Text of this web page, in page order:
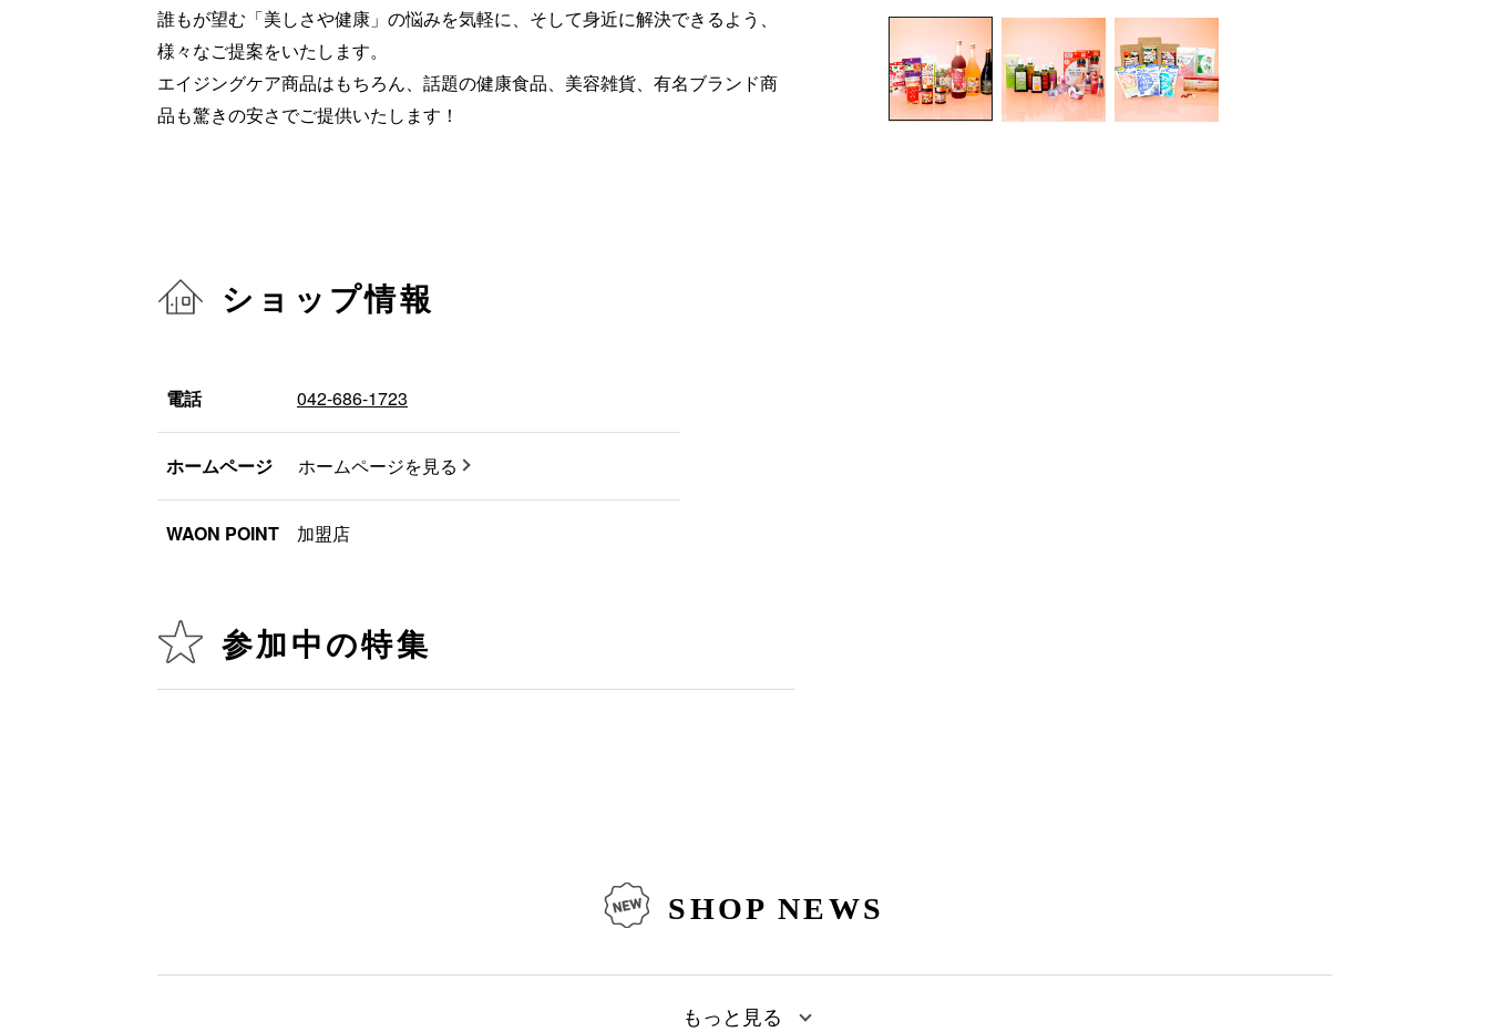
誰もが望む「美しさや健康」の悩みを気軽に、そして身近に解決できるよう、
様々なご提案をいたします。
エイジングケア商品はもちろん、話題の健康食品、美容雑貨、有名ブランド商
品も驚きの安さでご提供いたします！
ショップ情報
電話 042-686-1723
ホームページ ホームページを見る
WAON POINT 加盟店
参加中の特集
SHOP NEWS
もっと見る